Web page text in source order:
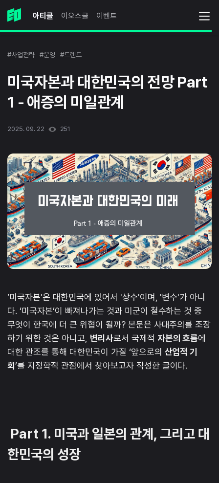
아티클 이오스쿨 이벤트
#사업전략 #운영 #트렌드
미국자본과 대한민국의 전망 Part
1 - 애증의 미일관계
2025. 09. 22 251
‘미국자본’은 대한민국에 있어서 '상수'이며, '변수'가 아니
다. ‘미국자본’이 빠져나가는 것과 미군이 철수하는 것 중
무엇이 한국에 더 큰 위협이 될까? 본문은 사대주의를 조장
하기 위한 것은 아니고, 변리사로서 국제적 자본의 흐름에
대한 관조를 통해 대한민국이 가질 ‘앞으로의 산업적 기
회 ’를 지정학적 관점에서 찾아보고자 작성한 글이다.
Part 1. 미국과 일본의 관계, 그리고 대
한민국의 성장